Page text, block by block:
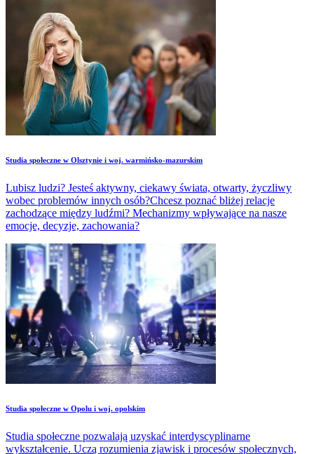
Studia społeczne w Olsztynie i woj. warmińsko-mazurskim
Lubisz ludzi? Jesteś aktywny, ciekawy świata, otwarty, życzliwy
wobec problemów innych osób?Chcesz poznać bliżej relacje
zachodzące między ludźmi? Mechanizmy wpływające na nasze
emocje, decyzje, zachowania?
Studia społeczne w Opolu i woj. opolskim
Studia społeczne pozwalają uzyskać interdyscyplinarne
wykształcenie. Uczą rozumienia zjawisk i procesów społecznych,